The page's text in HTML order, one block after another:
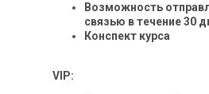
Возможность
связью в течение 30
Конспект курса
VIP: